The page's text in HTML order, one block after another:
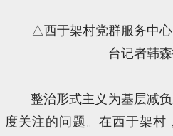
△西于架村党群服务中
台记者韩森
整治形式主义为基层减
度关注的问题。在西于架村